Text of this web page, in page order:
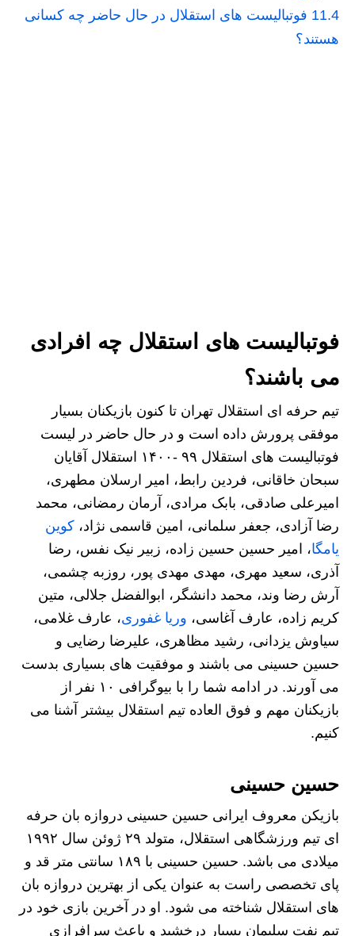
11.4 فوتبالیست های استقلال در حال حاضر چه کسانی
هستند؟
فوتبالیست های استقلال چه افرادی
می باشند؟
تیم حرفه ای استقلال تهران تا کنون بازیکنان بسیار
موفقی پرورش داده است و در حال حاضر در لیست
فوتبالیست های استقلال ۹۹ -۱۴۰۰ استقلال آقایان
سبحان خاقانی، فردین رابط، امیر ارسلان مطهری،
امیرعلی صادقی، بابک مرادی، آرمان رمضانی، محمد
رضا آزادی، جعفر سلمانی، امین قاسمی نژاد، کوین
یامگا، امیر حسین حسین زاده، زبیر نیک نفس، رضا
آذری، سعید مهری، مهدی مهدی پور، روزبه چشمی،
آرش رضا وند، محمد دانشگر، ابوالفضل جلالی، متین
کریم زاده، عارف آغاسی، وریا غفوری، عارف غلامی،
سیاوش یزدانی، رشید مظاهری، علیرضا رضایی و
حسین حسینی می باشند و موفقیت های بسیاری بدست
می آورند. در ادامه شما را با بیوگرافی ۱۰ نفر از
بازیکنان مهم و فوق العاده تیم استقلال بیشتر آشنا می
کنیم.
حسین حسینی
بازیکن معروف ایرانی حسین حسینی دروازه بان حرفه
ای تیم ورزشگاهی استقلال، متولد ۲۹ ژوئن سال ۱۹۹۲
میلادی می باشد. حسین حسینی با ۱۸۹ سانتی متر قد و
پای تخصصی راست به عنوان یکی از بهترین دروازه بان
های استقلال شناخته می شود. او در آخرین بازی خود در
تیم نفت سلیمان بسیار درخشید و باعث سرافرازی